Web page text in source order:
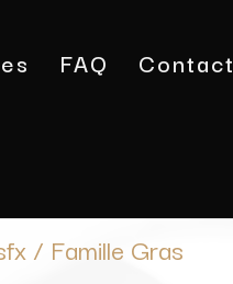
FAQ
Contact
/ Famille Gras